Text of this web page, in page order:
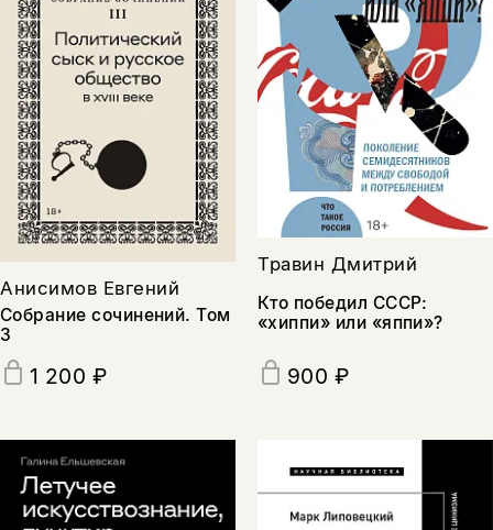
Анисимов Евгений
Собрание сочинений. Том
3
1 200 ₽
Травин Дмитрий
Кто победил СССР:
«хиппи» или «яппи»?
900 ₽